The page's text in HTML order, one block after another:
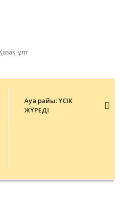
Қазақ ұлт
Ауа райы: ҮСІК
ЖҮРЕДІ